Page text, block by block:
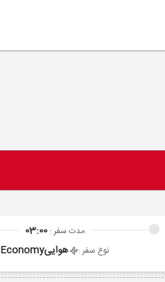
مدت سفر :03:00
نوع سفر : هواییEconomy